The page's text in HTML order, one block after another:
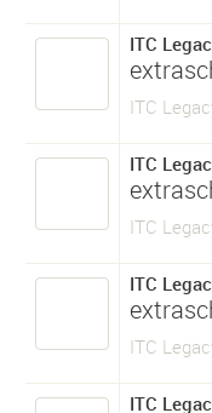
ITC
ITC
ITC
ITC
ITC
ITC
ITC